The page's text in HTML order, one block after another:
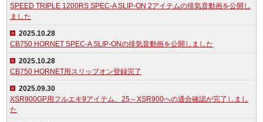
SPEED TRIPLE 1200RS SPEC-A SLIP-ON 2アイテムの排気音動画を公開し
ました
2025.10.28
CB750 HORNET SPEC-A SLIP-ONの排気音動画を公開しました
2025.10.28
CB750 HORNET用スリップオン登録完了
2025.09.30
XSR900GP用フルエキ9アイテム、25～XSR900への適合確認が完了しまし
た